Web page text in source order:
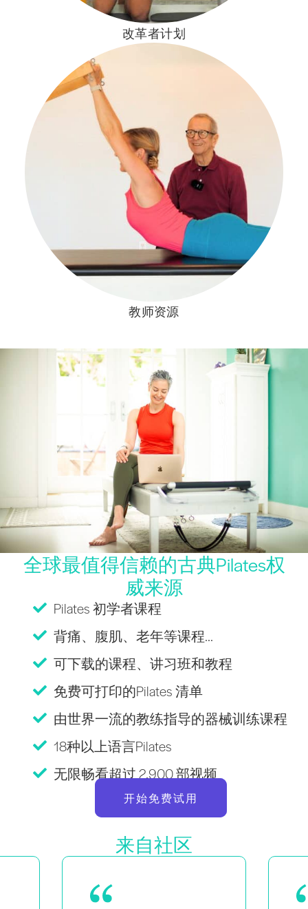
改革者计划
教师资源
全球最值得信赖的古典Pilates权
威来源
Pilates 初学者课程
背痛、腹肌、老年等课程...
可下载的课程、讲习班和教程
免费可打印的Pilates 清单
由世界一流的教练指导的器械训练课程
18种以上语言Pilates
无限畅看超过 2,900 部视频
开始免费试用
来自社区